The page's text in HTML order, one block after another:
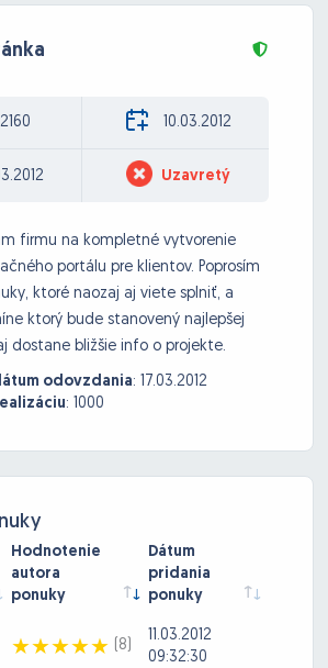
10.03.2012
Uzavretý
firmu na kompletné vytvorenie
portálu pre klientov. Poprosím
ktoré naozaj aj viete splniť, a
ktorý bude stanovený najlepšej
dostane bližšie info o projekte.
odovzdania: 17.03.2012
: 1000
Hodnotenie
autora
ponuky
Dátum
pridania
ponuky
(8)
11.03.2012
09:32:30